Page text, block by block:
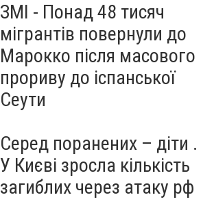
ЗМІ - Понад 48 тисяч
мігрантів повернули до
Марокко після масового
прориву до іспанської
Сеути
Серед поранених – діти .
У Києві зросла кількість
загиблих через атаку рф